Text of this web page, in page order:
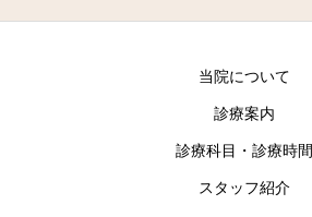
当院について
診療案内
診療科目・診療時間
スタッフ紹介